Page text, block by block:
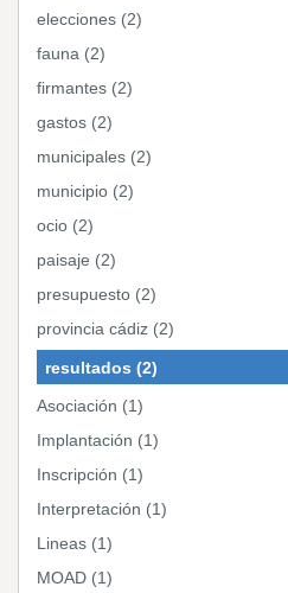
elecciones (2)
fauna (2)
firmantes (2)
gastos (2)
municipales (2)
municipio (2)
ocio (2)
paisaje (2)
presupuesto (2)
provincia cádiz (2)
resultados (2)
Asociación (1)
Implantación (1)
Inscripción (1)
Interpretación (1)
Lineas (1)
MOAD (1)